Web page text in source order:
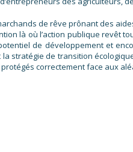
de rêve prônant des
là où l’action publique revêt
de développement et
la stratégie de transition
correctement face aux